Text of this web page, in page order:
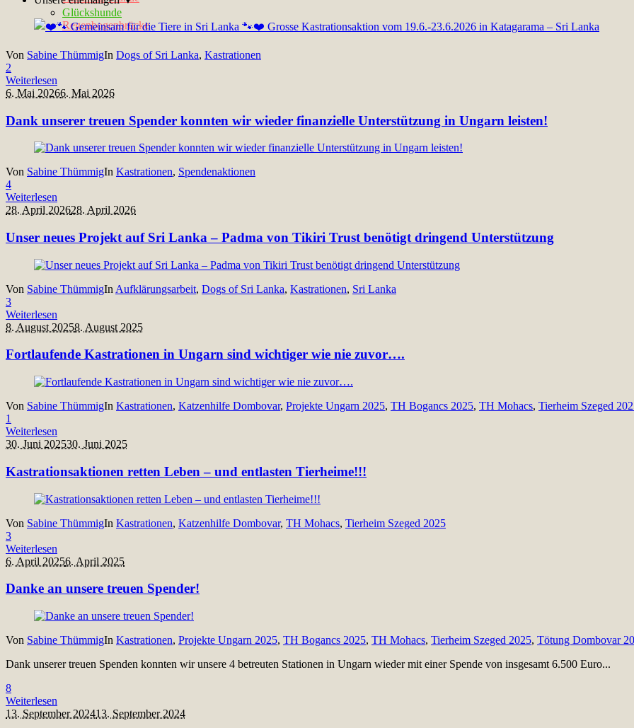
Glückshunde
Regenbogenbrücke
Von Sabine ThümmigIn Dogs of Sri Lanka, Kastrationen
2
Weiterlesen
6. Mai 20266. Mai 2026
Dank unserer treuen Spender konnten wir wieder finanzielle Unterstützung in Ungarn leisten!
Von Sabine ThümmigIn Kastrationen, Spendenaktionen
4
Weiterlesen
28. April 202628. April 2026
Unser neues Projekt auf Sri Lanka – Padma von Tikiri Trust benötigt dringend Unterstützung
Von Sabine ThümmigIn Aufklärungsarbeit, Dogs of Sri Lanka, Kastrationen, Sri Lanka
3
Weiterlesen
8. August 20258. August 2025
Fortlaufende Kastrationen in Ungarn sind wichtiger wie nie zuvor….
Von Sabine ThümmigIn Kastrationen, Katzenhilfe Dombovar, Projekte Ungarn 2025, TH Bogancs 2025, TH Mohacs, Tierheim Szeged
1
Weiterlesen
30. Juni 202530. Juni 2025
Kastrationsaktionen retten Leben – und entlasten Tierheime!!!
Von Sabine ThümmigIn Kastrationen, Katzenhilfe Dombovar, TH Mohacs, Tierheim Szeged 2025
3
Weiterlesen
6. April 20256. April 2025
Danke an unsere treuen Spender!
Von Sabine ThümmigIn Kastrationen, Projekte Ungarn 2025, TH Bogancs 2025, TH Mohacs, Tierheim Szeged 2025, Tötung Dombovar
Dank unserer treuen Spenden konnten wir unsere 4 betreuten Stationen in Ungarn wieder mit einer Spende von insgesamt 6.500 Euro...
8
Weiterlesen
13. September 202413. September 2024